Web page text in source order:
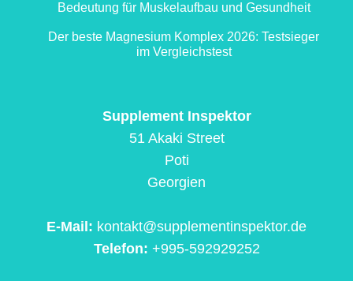
Bedeutung für Muskelaufbau und Gesundheit
Der beste Magnesium Komplex 2026: Testsieger
im Vergleichstest
Supplement Inspektor
51 Akaki Street
Poti
Georgien
E-Mail: kontakt@supplementinspektor.de
Telefon: +995-592929252